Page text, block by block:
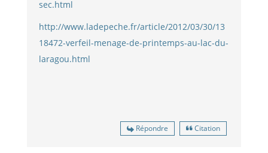
sec.html
http://www.ladepeche.fr/article/2012/03/30/13
18472-verfeil-menage-de-printemps-au-lac-du-
laragou.html
Répondre Citation